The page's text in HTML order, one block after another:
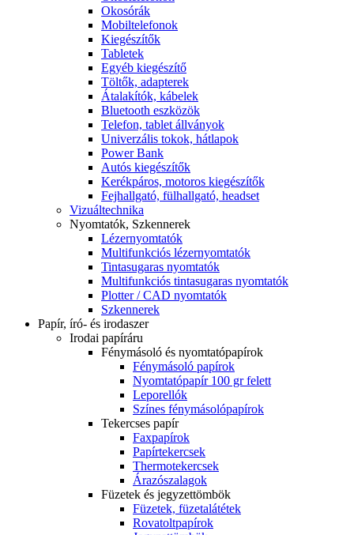
Okosórák
Mobiltelefonok
Kiegészítők
Tabletek
Egyéb kiegészítő
Töltők, adapterek
Átalakítók, kábelek
Bluetooth eszközök
Telefon, tablet állványok
Univerzális tokok, hátlapok
Power Bank
Autós kiegészítők
Kerékpáros, motoros kiegészítők
Fejhallgató, fülhallgató, headset
Vizuáltechnika
Nyomtatók, Szkennerek
Lézernyomtatók
Multifunkciós lézernyomtatók
Tintasugaras nyomtatók
Multifunkciós tintasugaras nyomtatók
Plotter / CAD nyomtatók
Szkennerek
Papír, író- és irodaszer
Irodai papíráru
Fénymásoló és nyomtatópapírok
Fénymásoló papírok
Nyomtatópapír 100 gr felett
Leporellók
Színes fénymásolópapírok
Tekercses papír
Faxpapírok
Papírtekercsek
Thermotekercsek
Árazószalagok
Füzetek és jegyzettömbök
Füzetek, füzetalátétek
Rovatoltpapírok